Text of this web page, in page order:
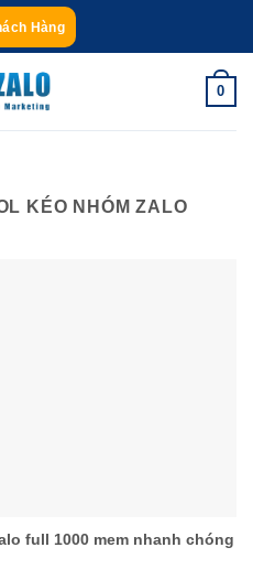
Hàng
0
KÉO NHÓM ZALO
full 1000 mem nhanh chóng